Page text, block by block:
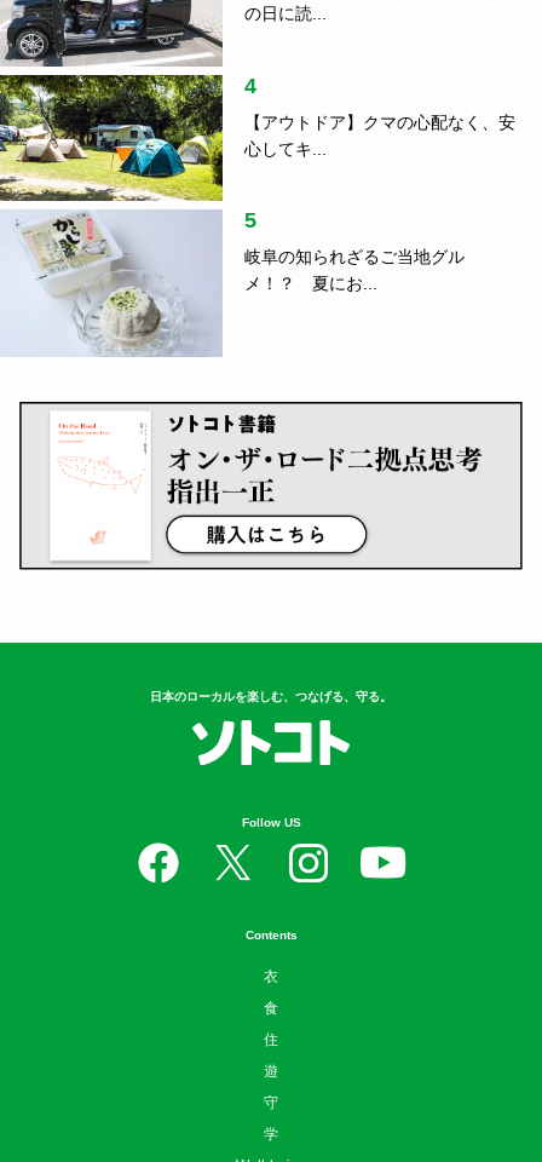
の日に読...
4
【アウトドア】クマの心配なく、安
心してキ...
5
岐阜の知られざるご当地グル
メ！？ 夏にお...
日本のローカルを楽しむ、つなげる、守る。
Follow US
Contents
衣
食
住
遊
守
学